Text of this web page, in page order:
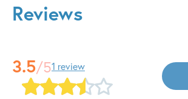
Reviews
3.5/51 review